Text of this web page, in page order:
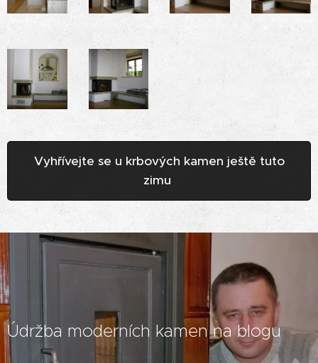
Vyhřívejte se u krbových kamen ještě tuto
zimu
Údržba moderních kamen na blogu